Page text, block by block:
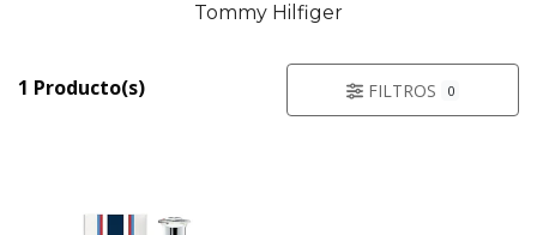
Tommy Hilfiger
1 Producto(s) FILTROS 0